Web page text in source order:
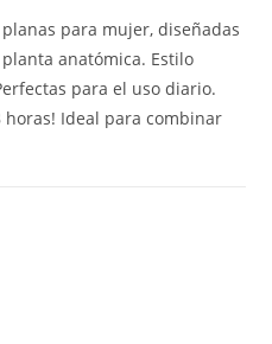
para mujer, diseñadas
anatómica. Estilo
para el uso diario.
horas! Ideal para combinar